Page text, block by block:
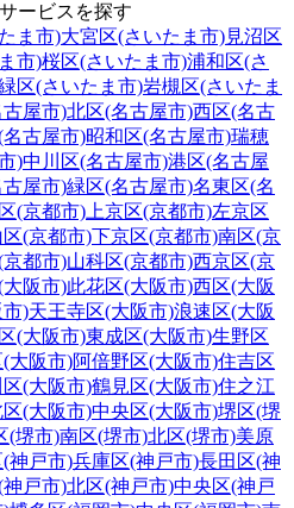
ービスを探す
ま市)大宮区(さいたま市)見沼区
市)桜区(さいたま市)浦和区(さ
区(さいたま市)岩槻区(さいたま
屋市)北区(名古屋市)西区(名古
古屋市)昭和区(名古屋市)瑞穂
)中川区(名古屋市)港区(名古屋
屋市)緑区(名古屋市)名東区(名
(京都市) 上京区(京都市)左京区
(京都市)下京区(京都市)南区(京
都市)山科区(京都市)西京区(京
阪市)此花区(大阪市)西区(大阪
市)天王寺区(大阪市)浪速区(大阪
(大阪市)東成区(大阪市)生野区
大阪市)阿倍野区(大阪市)住吉区
(大阪市)鶴見区(大阪市)住之江
区(大阪市)中央区(大阪市)堺区(堺
(堺市)南区(堺市)北区(堺市)美原
神戸市)兵庫区(神戸市)長田区(神
戸市)北区(神戸市)中央区(神戸